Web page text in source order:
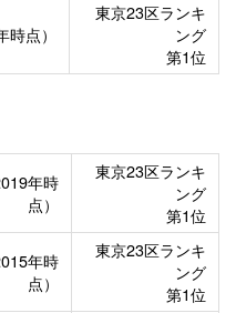
時点）
東京23区ランキ
ング
第1位
年時
点）
東京23区ランキ
ング
第1位
年時
点）
東京23区ランキ
ング
第1位